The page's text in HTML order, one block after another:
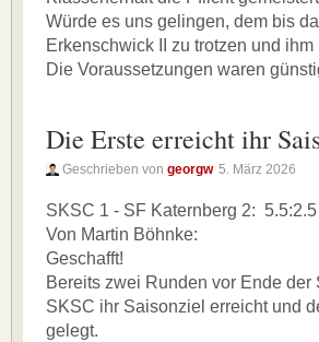
Würde es uns gelingen, dem bis
Erkenschwick II zu trotzen und
Die Voraussetzungen waren
Die Erste erreicht ihr
Geschrieben von georgw 5. März 2026
SKSC 1 - SF Katernberg 2: 5.5:2.5
Von Martin Böhnke:
Geschafft!
Bereits zwei Runden vor Ende
SKSC ihr Saisonziel erreicht und
gelegt.